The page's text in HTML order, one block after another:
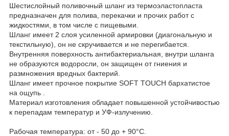
Шестислойный поливочный шланг из термоэластопласта
предназначен для полива, перекачки и прочих работ с
жидкостями, в том числе с пищевыми.
Шланг имеет 2 слоя усиленной армировки (диагональную и
текстильную), он не скручивается и не перегибается.
Внутренняя поверхность антибактериальная, внутри шланга
не образуются водоросли, он защищен от гниения и
размножения вредных бактерий.
Шланг имеет прочное покрытие SOFT TOUCH бархатистое
на ощупь .
Материал изготовления обладает повышенной устойчивостью
к перепадам температур и УФ-излучению.
Рабочая температура: от - 50 до + 90°С.